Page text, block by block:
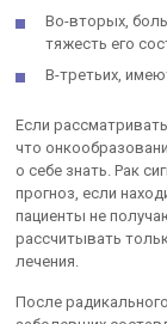
Во-вторых,
тяжесть его
В-третьих,
Если
что
о себе знать. Рак
прогноз, если
пациенты не
рассчитывать
лечения.
После